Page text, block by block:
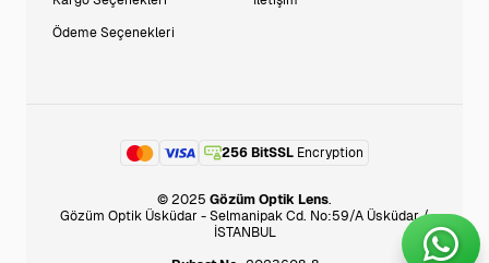
Ödeme Seçenekleri
256 BitSSL Encryption
© 2025 Gözüm Optik Lens.
Gözüm Optik Üsküdar - Selmanipak Cd. No:59/A Üsküdar /
İSTANBUL